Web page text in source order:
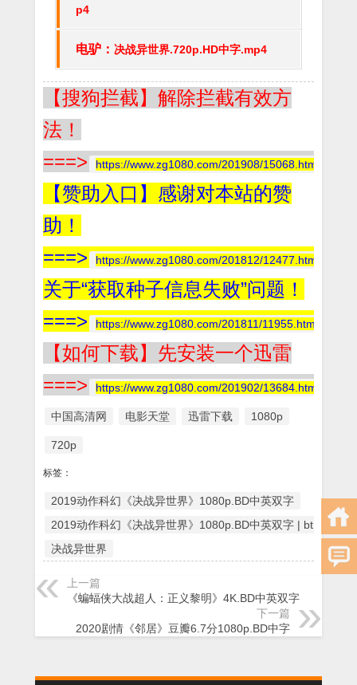
p4
电驴： 决战异世界.720p.HD中字.mp4
【搜狗拦截】解除拦截有效方
法！
===>
https://www.zg1080.com/201908/15068.html
【赞助入口】感谢对本站的赞
助！
===>
https://www.zg1080.com/201812/12477.html
关于“获取种子信息失败”问题！
===>
https://www.zg1080.com/201811/11955.html
【如何下载】先安装一个迅雷
===>
https://www.zg1080.com/201902/13684.html
中国高清网 电影天堂 迅雷下载 1080p
720p
标签：
2019动作科幻《决战异世界》1080p.BD中英双字
2019动作科幻《决战异世界》1080p.BD中英双字 | bt电影迅
决战异世界
上一篇
《蝙蝠侠大战超人：正义黎明》4K.BD中英双字
下一篇
2020剧情《邻居》豆瓣6.7分1080p.BD中字